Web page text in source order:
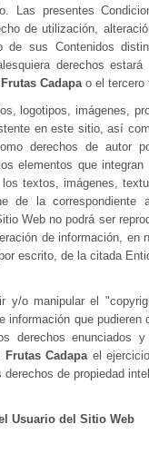
Las presentes
de utilización,
sus Contenidos
derechos
Frutas Cadapao el tercero
logotipos, imágenes,
en este sitio, así
derechos de autor
elementos que
textos, imágenes,
de la correspondiente
Web no podrá ser
de información, en
escrito, de la citada
y/o manipular el
información que
derechos enunciados
Frutas Cadapael
de propiedad
Usuario del Sitio Web